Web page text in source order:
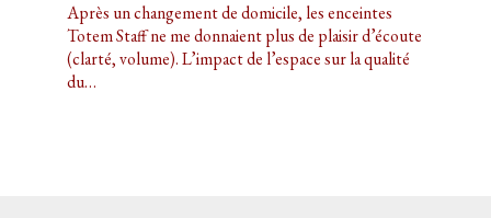
Après un changement de domicile, les enceintes
Totem Staff ne me donnaient plus de plaisir d’écoute
(clarté, volume). L’impact de l’espace sur la qualité
du…